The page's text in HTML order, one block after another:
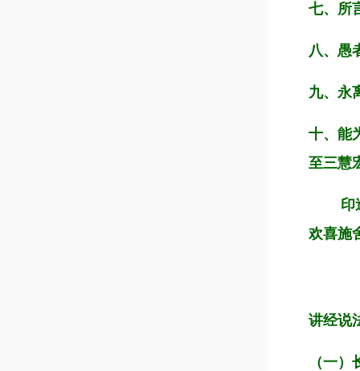
七、所
八、愚
九、永
十、能
至三慧
印造
欢喜施
讲经说
（一